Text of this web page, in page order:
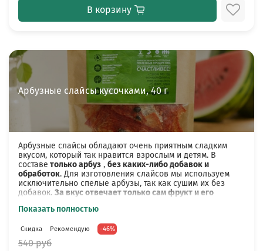
Пастилайсы яблоко-банан
полезная сладость, которую вы точно должны
"Успокаивающий", "Летний сад"или
"Ягодный
(в зависимости от наличия на
производстве), 80 г.
И всё это красиво упаковано в подарочную
коробку с открыткой, фото оформления в галерее.
В нашем ассортименте есть целая линейка большой
выбор подарочных наборов для женщин и мужчин.
Подробнее можно ознакомиться с ними в разделах
"Наборы", "Подари женщине", "Подари мужчине".
В корзину
Арбузные слайсы кусочками, 40 г
Арбузные слайсы обладают очень приятным сладким
вкусом, который так нравится взрослым и детям. В
составе только арбуз , без каких-либо добавок и
обработок. Для изготовления слайсов мы используем
исключительно спелые арбузы, так как сушим их без
добавок. За вкус отвечает только сам фрукт и его
тщательно моется, нарезается и сушится в
промышленных сушильных шкафах. Затем фасуется в
индивидуальную упаковку. Оно готово к употреблению,
Показать полностью
Скидка Рекомендую -46%
540 руб